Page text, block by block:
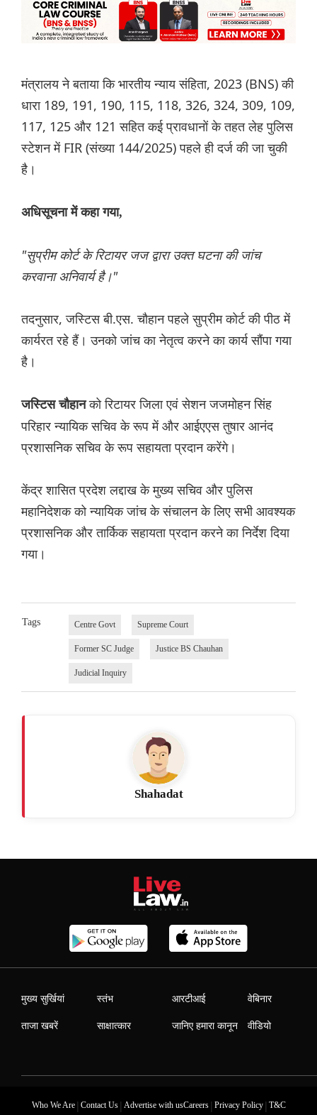
मंत्रालय ने बताया कि भारतीय न्याय संहिता, 2023 (BNS) की
धारा 189, 191, 190, 115, 118, 326, 324, 309, 109,
117, 125 और 121 सहित कई प्रावधानों के तहत लेह पुलिस
स्टेशन में FIR (संख्या 144/2025) पहले ही दर्ज की जा चुकी
है।
अधिसूचना में कहा गया,
"सुप्रीम कोर्ट के रिटायर जज द्वारा उक्त घटना की जांच
करवाना अनिवार्य है।"
तदनुसार, जस्टिस बी.एस. चौहान पहले सुप्रीम कोर्ट की पीठ में
कार्यरत रहे हैं। उनको जांच का नेतृत्व करने का कार्य सौंपा गया
है।
जस्टिस चौहानको रिटायर जिला एवं सेशन जजमोहन सिंह
परिहार न्यायिक सचिव के रूप में और आईएएस तुषार आनंद
प्रशासनिक सचिव के रूप सहायता प्रदान करेंगे।
केंद्र शासित प्रदेश लद्दाख के मुख्य सचिव और पुलिस
महानिदेशक को न्यायिक जांच के संचालन के लिए सभी आवश्यक
प्रशासनिक और तार्किक सहायता प्रदान करने का निर्देश दिया
गया।
Tags Centre Govt Supreme Court
Former SC Judge Justice BS Chauhan
Judicial Inquiry
Shahadat
मुख्य सुर्खियां
ताजा खबरें
स्तंभ
साक्षात्कार
आरटीआई
जानिए हमारा कानून
वेबिनार
वीडियो
Who We Are| Contact Us| Advertise with usCareers| Privacy Policy| T&C